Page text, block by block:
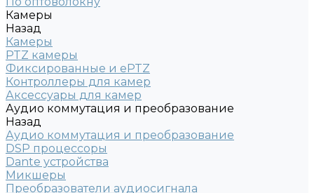
Камеры
Назад
Камеры
PTZ камеры
Фиксированные и ePTZ
Контроллеры для камер
Аксессуары для камер
Аудио коммутация и преобразование
Назад
Аудио коммутация и преобразование
DSP процессоры
Dante устройства
Микшеры
Преобразователи аудиосигнала